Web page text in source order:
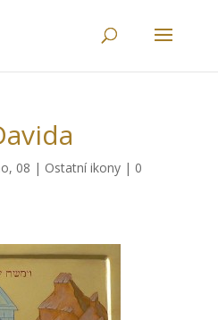
08 | Ostatní ikony| 0